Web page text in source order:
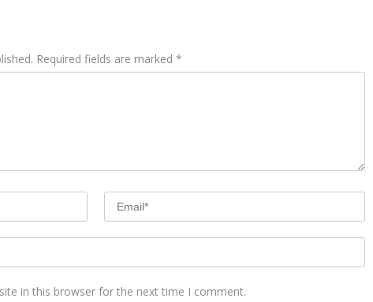
Required fields are marked *
in this browser for the next time I comment.